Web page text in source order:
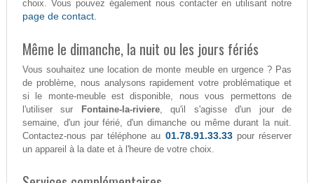
choix. Vous pouvez également nous contacter en utilisant notre
page de contact.
Même le dimanche, la nuit ou les jours fériés
Vous souhaitez une location de monte meuble en urgence ? Pas
de problème, nous analysons rapidement votre problématique et
si le monte-meuble est disponible, nous vous permettons de
l'utiliser sur
Fontaine-la-riviere, qu'il s'agisse d'un jour de
semaine, d'un jour férié, d'un dimanche ou même durant la nuit.
Contactez-nous par téléphone au 01.78.91.33.33 pour réserver
un appareil à la date et à l'heure de votre choix.